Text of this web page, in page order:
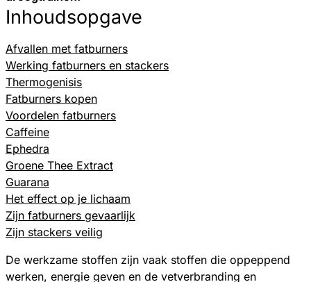
Inhoudsopgave
Afvallen met fatburners
Werking fatburners en stackers
Thermogenisis
Fatburners kopen
Voordelen fatburners
Caffeine
Ephedra
Groene Thee Extract
Guarana
Het effect op je lichaam
Zijn fatburners gevaarlijk
Zijn stackers veilig
De werkzame stoffen zijn vaak stoffen die oppeppend
werken, energie geven en de vetverbranding en